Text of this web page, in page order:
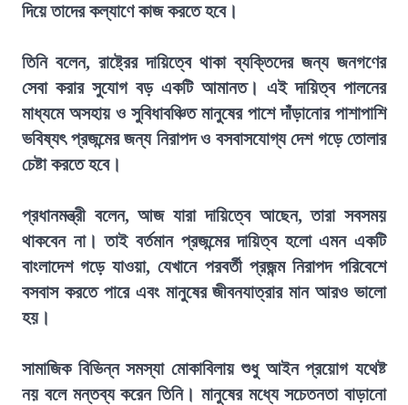
দিয়ে তাদের কল্যাণে কাজ করতে হবে।
তিনি বলেন, রাষ্ট্রের দায়িত্বে থাকা ব্যক্তিদের জন্য জনগণের
সেবা করার সুযোগ বড় একটি আমানত। এই দায়িত্ব পালনের
মাধ্যমে অসহায় ও সুবিধাবঞ্চিত মানুষের পাশে দাঁড়ানোর পাশাপাশি
ভবিষ্যৎ প্রজন্মের জন্য নিরাপদ ও বসবাসযোগ্য দেশ গড়ে তোলার
চেষ্টা করতে হবে।
প্রধানমন্ত্রী বলেন, আজ যারা দায়িত্বে আছেন, তারা সবসময়
থাকবেন না। তাই বর্তমান প্রজন্মের দায়িত্ব হলো এমন একটি
বাংলাদেশ গড়ে যাওয়া, যেখানে পরবর্তী প্রজন্ম নিরাপদ পরিবেশে
বসবাস করতে পারে এবং মানুষের জীবনযাত্রার মান আরও ভালো
হয়।
সামাজিক বিভিন্ন সমস্যা মোকাবিলায় শুধু আইন প্রয়োগ যথেষ্ট
নয় বলে মন্তব্য করেন তিনি। মানুষের মধ্যে সচেতনতা বাড়ানো